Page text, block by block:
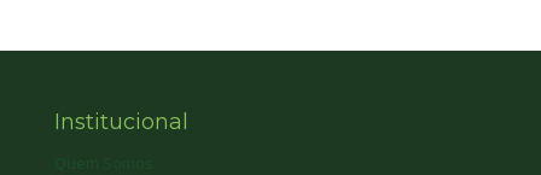
Institucional